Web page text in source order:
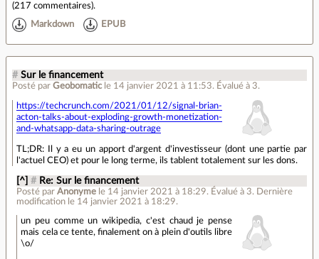
(217 commentaires).
Markdown EPUB
# Sur le financement
Posté par Geobomatic le 14 janvier 2021 à 11:53. Évalué à 3.
https://techcrunch.com/2021/01/12/signal-brian-
acton-talks-about-exploding-growth-monetization-
and-whatsapp-data-sharing-outrage
TL;DR: Il y a eu un apport d'argent d'investisseur (dont une partie par
l'actuel CEO) et pour le long terme, ils tablent totalement sur les dons.
[^] # Re: Sur le financement
Posté parAnonyme le 14 janvier 2021 à 18:29. Évalué à 3. Dernière
modification le 14 janvier 2021 à 18:29.
un peu comme un wikipedia, c'est chaud je pense
mais cela ce tente, finalement on à plein d'outils libre
\o/